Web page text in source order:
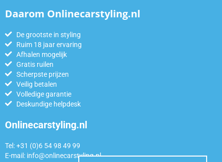
Daarom Onlinecarstyling.nl
De grootste in styling
Ruim 18 jaar ervaring
Afhalen mogelijk
Gratis ruilen
Scherpste prijzen
Veilig betalen
Volledige garantie
Deskundige helpdesk
Onlinecarstyling.nl
Tel: +31 (0)6 54 98 49 99
E-mail: info@onlinecarstyling.nl